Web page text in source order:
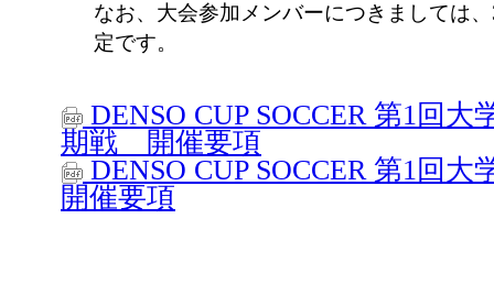
なお、大会参加メンバーにつきましては
定です。
DENSO CUP SOCCER 第1回
期戦 開催要項
DENSO CUP SOCCER 第1回
開催要項